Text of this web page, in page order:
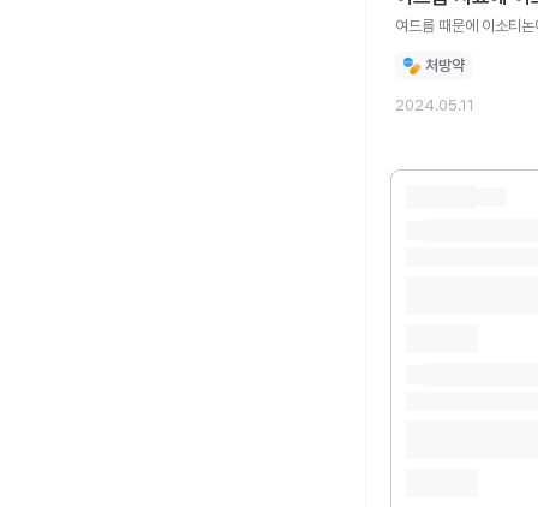
여드름 때문에 이소티
처방약
2024.05.11